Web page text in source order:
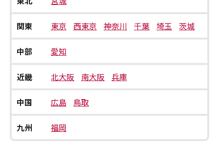
関東 東京 西東京 神奈川 千葉 埼玉 茨城
中部 愛知
近畿 北大阪 南大阪 兵庫
中国 広島 鳥取
九州 福岡